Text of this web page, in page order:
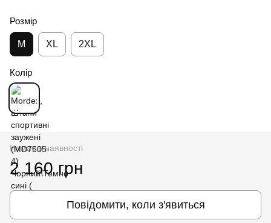
Розмір
M XL 2XL
Колір
Немає в наявності
2 160 грн
Повідомити, коли з'явиться